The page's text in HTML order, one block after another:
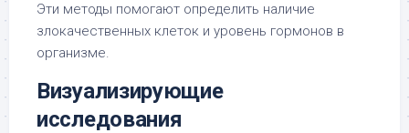
Эти методы помогают определить наличие
злокачественных клеток и уровень гормонов в
организме.
Визуализирующие
исследования